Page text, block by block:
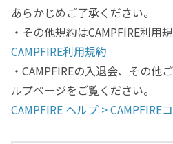
あらかじめご了承ください。
・その他規約はCAMPFIRE利用
CAMPFIRE利用規約
・CAMPFIREの入退会、その他
ルプページをご覧ください。
CAMPFIRE ヘルプ > CAMPFIRE